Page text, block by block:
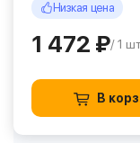
Низкая цена
1 472 ₽/ 1
В